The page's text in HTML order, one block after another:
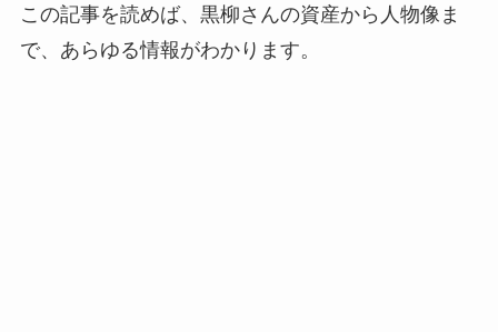
この記事を読めば、黒柳さんの資産から人物像ま
で、あらゆる情報がわかります。